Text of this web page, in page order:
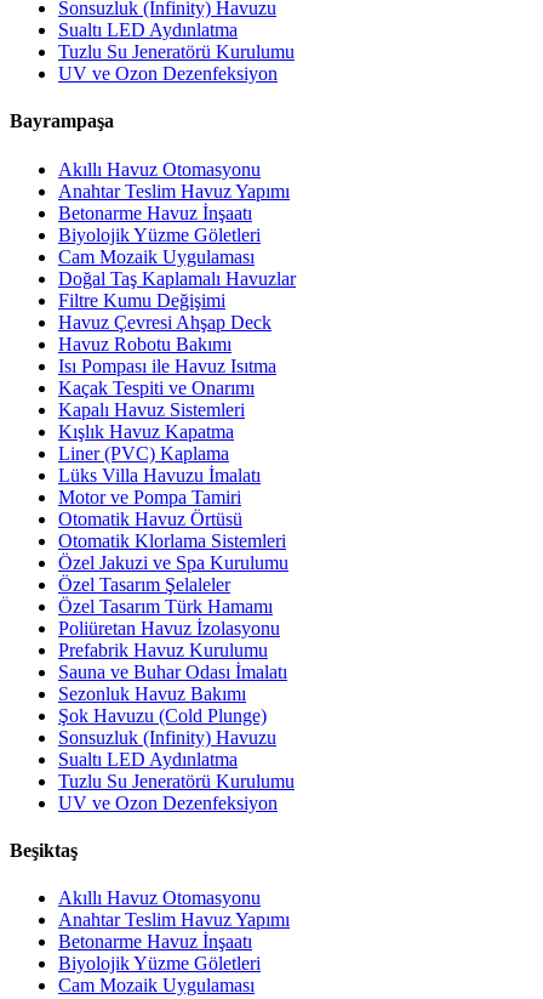
Sonsuzluk (Infinity) Havuzu
Sualtı LED Aydınlatma
Tuzlu Su Jeneratörü Kurulumu
UV ve Ozon Dezenfeksiyon
Bayrampaşa
Akıllı Havuz Otomasyonu
Anahtar Teslim Havuz Yapımı
Betonarme Havuz İnşaatı
Biyolojik Yüzme Göletleri
Cam Mozaik Uygulaması
Doğal Taş Kaplamalı Havuzlar
Filtre Kumu Değişimi
Havuz Çevresi Ahşap Deck
Havuz Robotu Bakımı
Isı Pompası ile Havuz Isıtma
Kaçak Tespiti ve Onarımı
Kapalı Havuz Sistemleri
Kışlık Havuz Kapatma
Liner (PVC) Kaplama
Lüks Villa Havuzu İmalatı
Motor ve Pompa Tamiri
Otomatik Havuz Örtüsü
Otomatik Klorlama Sistemleri
Özel Jakuzi ve Spa Kurulumu
Özel Tasarım Şelaleler
Özel Tasarım Türk Hamamı
Poliüretan Havuz İzolasyonu
Prefabrik Havuz Kurulumu
Sauna ve Buhar Odası İmalatı
Sezonluk Havuz Bakımı
Şok Havuzu (Cold Plunge)
Sonsuzluk (Infinity) Havuzu
Sualtı LED Aydınlatma
Tuzlu Su Jeneratörü Kurulumu
UV ve Ozon Dezenfeksiyon
Beşiktaş
Akıllı Havuz Otomasyonu
Anahtar Teslim Havuz Yapımı
Betonarme Havuz İnşaatı
Biyolojik Yüzme Göletleri
Cam Mozaik Uygulaması